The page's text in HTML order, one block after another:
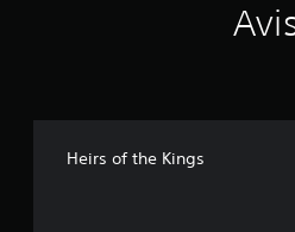
Heirs of the Kings